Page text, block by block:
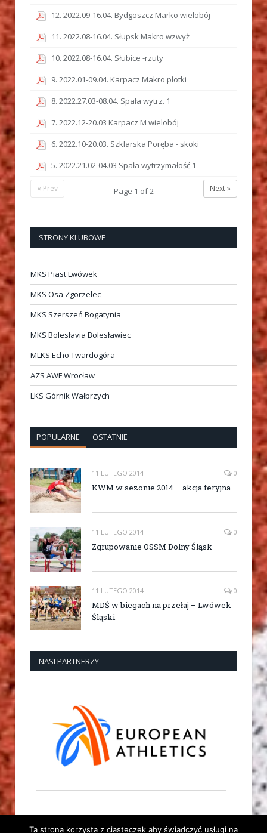
12. 2022.09-16.04. Bydgoszcz Marko wielobój
11. 2022.08-16.04. Słupsk Makro wzwyż
10. 2022.08-16.04. Słubice -rzuty
9. 2022.01-09.04. Karpacz Makro płotki
8. 2022.27.03-08.04. Spała wytrz. 1
7. 2022.12-20.03 Karpacz M wielobój
6. 2022.10-20.03. Szklarska Poręba - skoki
5. 2022.21.02-04.03 Spała wytrzymałość 1
Next »
Page 1 of2
« Prev
STRONY KLUBOWE
MKS Piast Lwówek
MKS Osa Zgorzelec
MKS Szerszeń Bogatynia
MKS Bolesłavia Bolesławiec
MLKS Echo Twardogóra
AZS AWF Wrocław
LKS Górnik Wałbrzych
POPULARNE OSTATNIE
11 LUTEGO 2014 0
KWM w sezonie 2014 – akcja feryjna
11 LUTEGO 2014 0
Zgrupowanie OSSM Dolny Śląsk
11 LUTEGO 2014 0
MDŚ w biegach na przełaj – Lwówek
Śląski
NASI PARTNERZY
Ta strona korzysta z ciasteczek aby świadczyć usługi na